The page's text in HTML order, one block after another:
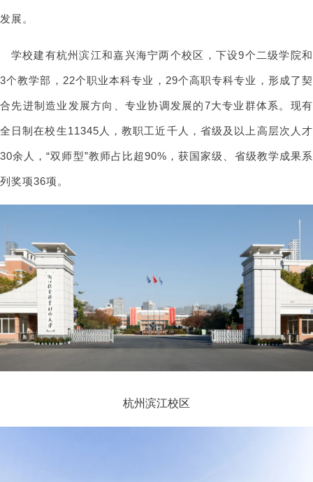
发展。
学校建有杭州滨江和嘉兴海宁两个校区，下设9个二级学院和
3个教学部，22个职业本科专业，29个高职专科专业，形成了契
合先进制造业发展方向、专业协调发展的7大专业群体系。现有
全日制在校生11345人，教职工近千人，省级及以上高层次人才
30余人，“双师型”教师占比超90%，获国家级、省级教学成果系
列奖项36项。
杭州滨江校区